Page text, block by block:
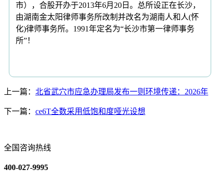
市），合股开办于2013年6月20日。总所设正在长沙，
由湖南金太阳律师事务所改制并改名为湖南人和人(怀
化)律师事务所。1991年定名为“长沙市第一律师事务
所”！
上一篇： 北省武穴市应急办理局发布一则环境传递：2026年
下一篇： ce6T全数采用低饱和度哑光设想
全国咨询热线
400-027-9995